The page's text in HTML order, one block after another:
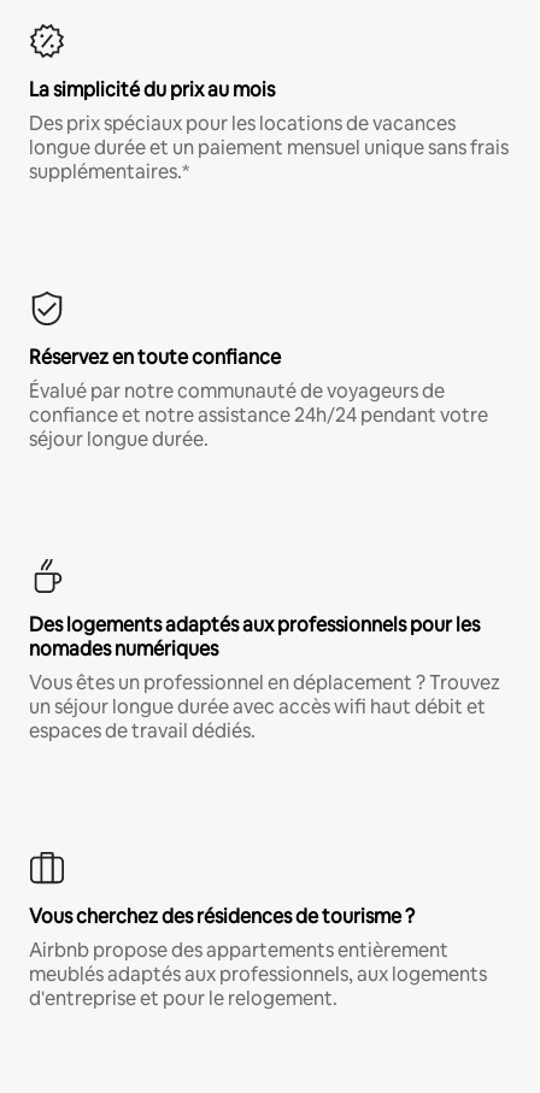
La simplicité du prix au mois
Des prix spéciaux pour les locations de vacances
longue durée et un paiement mensuel unique sans frais
supplémentaires.*
Réservez en toute confiance
Évalué par notre communauté de voyageurs de
confiance et notre assistance 24h/24 pendant votre
séjour longue durée.
Des logements adaptés aux professionnels pour les
nomades numériques
Vous êtes un professionnel en déplacement ? Trouvez
un séjour longue durée avec accès wifi haut débit et
espaces de travail dédiés.
Vous cherchez des résidences de tourisme ?
Airbnb propose des appartements entièrement
meublés adaptés aux professionnels, aux logements
d'entreprise et pour le relogement.